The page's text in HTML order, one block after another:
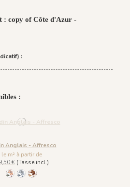
: copy of Côte d'Azur -
:
:
Anglais - Affresco
le m² à partir de
€(Tasse incl.)
1157-Vert Printanier
1158 - Bleu Givré
1159 - Brun Rouille